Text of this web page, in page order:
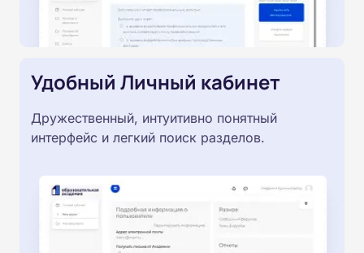
Удобный Личный кабинет
Дружественный, интуитивно понятный
интерфейс и легкий поиск разделов.